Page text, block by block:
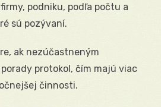
podniku, podľa počtu a
sú pozývaní.
ak nezúčastneným
protokol, čím majú viac
činnosti.